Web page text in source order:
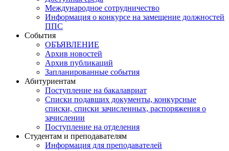
Международное сотрудничество
Информация о конкурсе на замещение должностей
ППС
События
ОБЪЯВЛЕНИЕ
Архив новостей
Архив публикаций
Запланированные события
Абитуриентам
Поступление на бакалавриат
Списки подавших документы, конкурсные
списки, списки зачисленных, распоряжения о
зачислении
Поступление на отделения
Студентам и преподавателям
Информация для преподавателей